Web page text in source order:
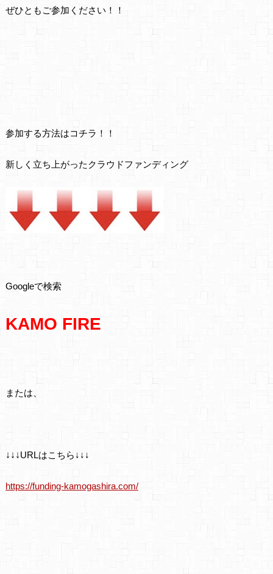
ぜひともご参加ください！！
参加する方法はコチラ！！
新しく立ち上がったクラウドファンディング
Googleで検索
KAMO FIRE
または、
↓ ↓ ↓URLはこちら↓↓↓
https://funding-kamogashira.com/